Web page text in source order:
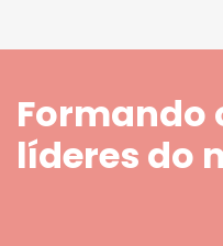
Formando
líderes do